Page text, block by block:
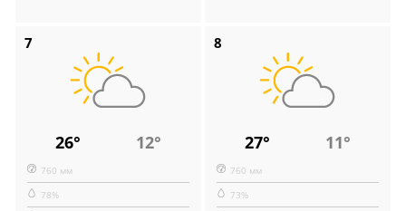
7
26° 12°
760 мм
78%
8
27° 11°
760 мм
73%